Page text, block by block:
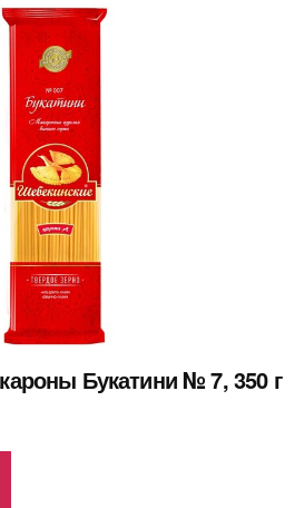
Букатини № 7, 350 г